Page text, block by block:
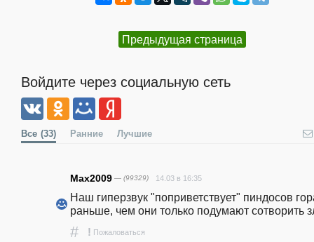
Предыдущая страница
Войдите через социальную сеть
Все (33) Ранние Лучшие
Max2009 — (99329) 14.03 в 16:35
Наш гиперзвук "поприветствует" пиндосов
раньше, чем они только подумают сотворить
# ! Пожаловаться